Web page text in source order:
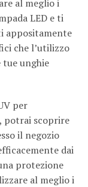
al meglio i
LED e ti
appositamente
che l’utilizzo
unghie
per
potrai scoprire
il negozio
dai
protezione
al meglio i